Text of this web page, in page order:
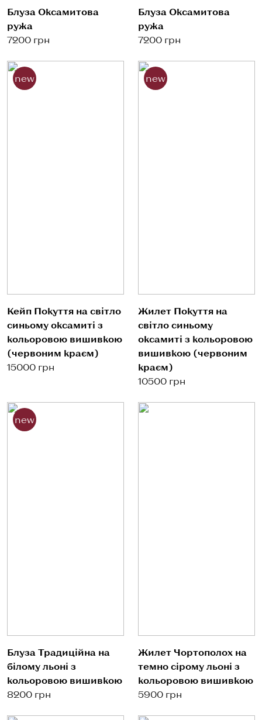
Блуза Оксамитова
ружа
7200 грн
Блуза Оксамитова
ружа
7200 грн
Кейп Покуття на світло
синьому оксамиті з
кольоровою вишивкою
(червоним краєм)
15000 грн
new
Жилет Покуття на
світло синьому
оксамиті з кольоровою
вишивкою (червоним
краєм)
10500 грн
new
Блуза Традиційна на
білому льоні з
кольоровою вишивкою
8200 грн
new
Жилет Чортополох на
темно сірому льоні з
кольоровою вишивкою
5900 грн